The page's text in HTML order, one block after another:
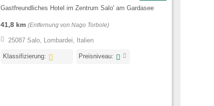
Gastfreundliches Hotel im Zentrum Salo' am Gardasee
41,8 km (Entfernung von Nago Torbole)
25087 Salo, Lombardei, Italien
Klassifizierung: Preisniveau: